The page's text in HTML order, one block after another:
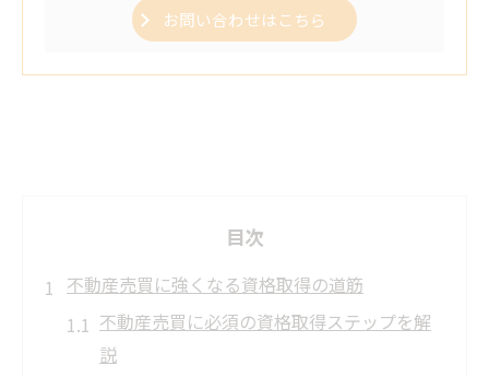
お問い合わせはこちら
目次
不動産売買に強くなる資格取得の道筋
不動産売買に必須の資格取得ステップを解
説